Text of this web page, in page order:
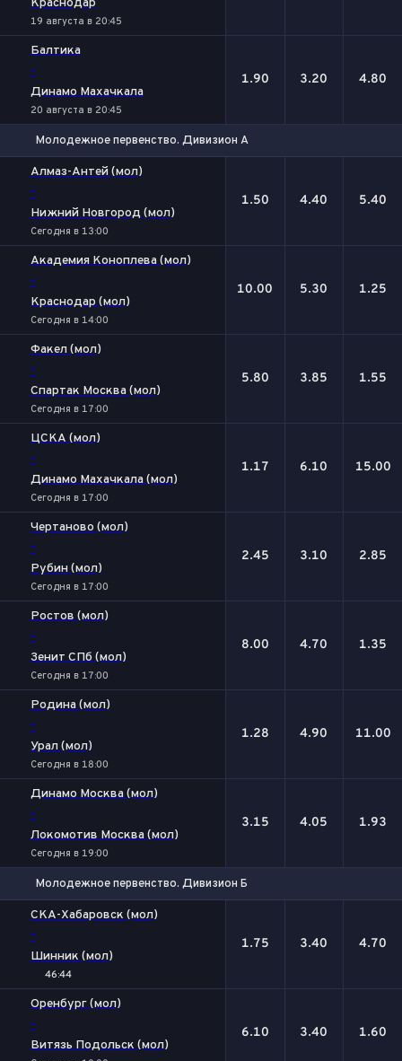
Краснодар
19 августа в 20:45
Балтика
-
Динамо Махачкала
20 августа в 20:45
1.90 3.20 4.80
Молодежное первенство. Дивизион А
Алмаз-Антей (мол)
-
Нижний Новгород (мол)
Сегодня в 13:00
1.50 4.40 5.40
Академия Коноплева (мол)
-
Краснодар (мол)
Сегодня в 14:00
10.00 5.30 1.25
Факел (мол)
-
Спартак Москва (мол)
Сегодня в 17:00
5.80 3.85 1.55
ЦСКА (мол)
-
Динамо Махачкала (мол)
Сегодня в 17:00
1.17 6.10 15.00
Чертаново (мол)
-
Рубин (мол)
Сегодня в 17:00
2.45 3.10 2.85
Ростов (мол)
-
Зенит СПб (мол)
Сегодня в 17:00
8.00 4.70 1.35
Родина (мол)
-
Урал (мол)
Сегодня в 18:00
1.28 4.90 11.00
Динамо Москва (мол)
-
Локомотив Москва (мол)
Сегодня в 19:00
3.15 4.05 1.93
Молодежное первенство. Дивизион Б
СКА-Хабаровск (мол)
-
Шинник (мол)
46:44
1.75 3.40 4.70
Оренбург (мол)
-
Витязь Подольск (мол)
6.10 3.40 1.60